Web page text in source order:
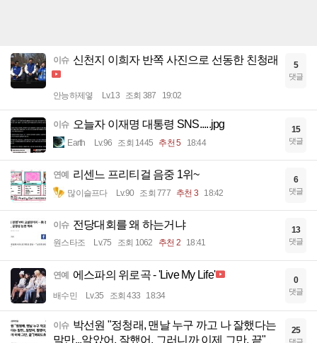
이슈 신천지 이희자 반쪽 사진으로 선동한 친청래
안능하제옇 Lv.13 조회 387 19:02
5
댓글
이슈 오늘자 이재명 대통령 SNS.....jpg
Earth Lv.96 조회 1445 추천 5 18:44
15
댓글
연예 리센느 프리티걸 음중 1위~
많이슬프다 Lv.90 조회 777 추천 3 18:42
6
댓글
이슈 전당대회를 왜 하는거냐
원스타조 Lv.75 조회 1062 추천 2 18:41
13
댓글
연예 에스파의 위로곡 - 'Live My Life'
배수민 Lv.35 조회 433 18:34
0
댓글
이슈 박선원 "정청래, 맨날 누구 까고 나 잘했다는
말만...알았어, 잘했어, 그러니까 이제 그만, 끝"
25